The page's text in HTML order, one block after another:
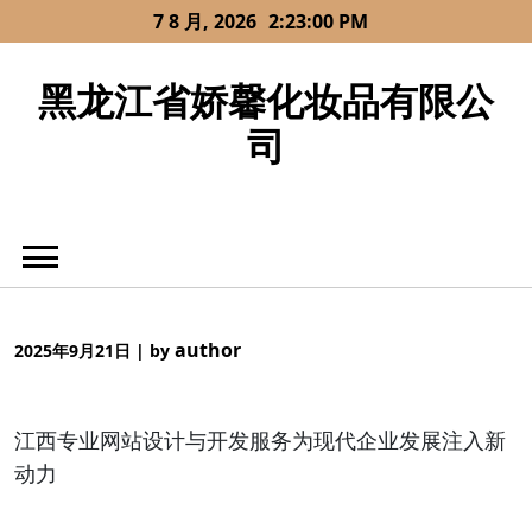
to
7 8 月, 2026 2:23:00 PM
黑龙江省娇馨化妆品有限公
司
2025年9月21日 | by author
江西专业网站设计与开发服务为现代企业发展注入新
动力